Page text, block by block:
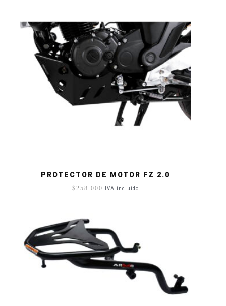
PROTECTOR DE MOTOR FZ 2.0
$258.000 IVA incluido